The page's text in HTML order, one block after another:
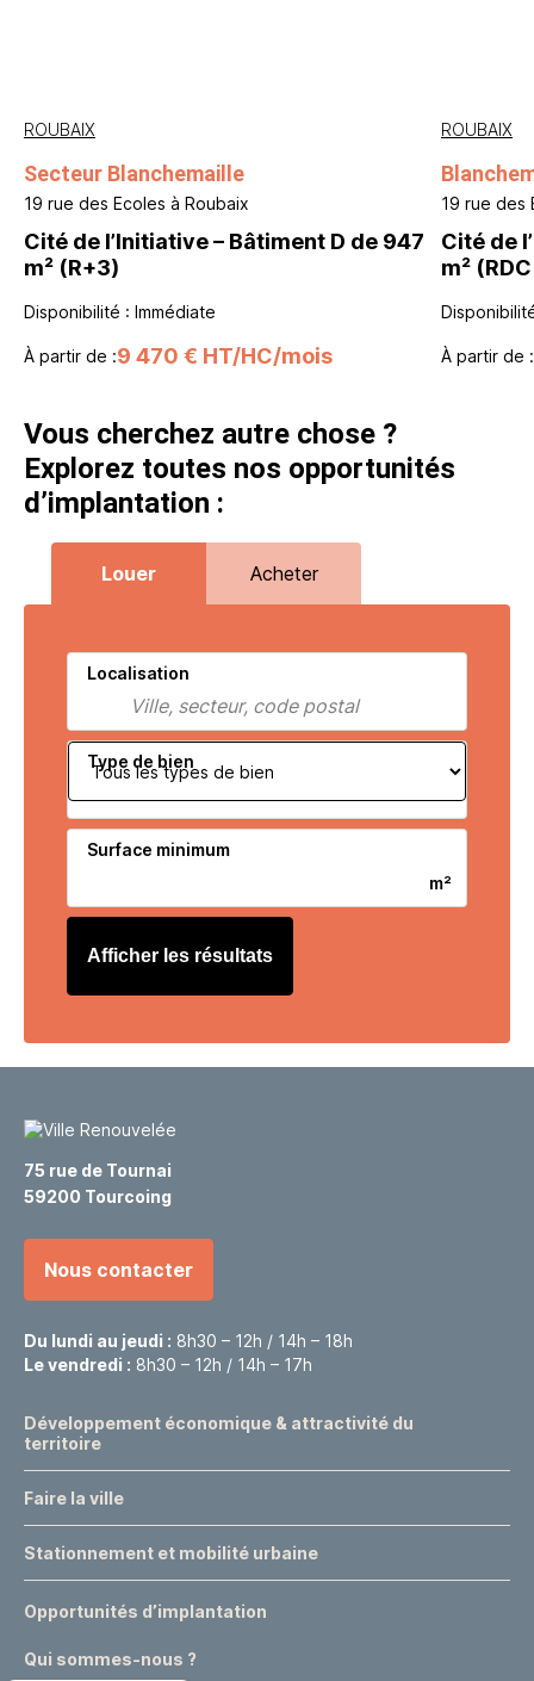
ROUBAIX
Secteur Blanchemaille
19 rue des Ecoles à Roubaix
Cité de l’Initiative – Bâtiment D de 947
m² (R+3)
Disponibilité : Immédiate
À partir de :9 470 € HT/HC/mois
ROUBAIX
19 rue des
Cité de
m²
À partir de :
Vous cherchez autre chose ?
Explorez toutes nos opportunités
d’implantation :
Louer Acheter
Localisation
Type de bien
Surface minimum
Afficher les résultats
75 rue de Tournai
59200 Tourcoing
Nous contacter
Du lundi au jeudi : 8h30 – 12h / 14h – 18h
Le vendredi : 8h30 – 12h / 14h – 17h
Développement économique & attractivité du
territoire
Faire la ville
Stationnement et mobilité urbaine
Opportunités d’implantation
Qui sommes-nous ?